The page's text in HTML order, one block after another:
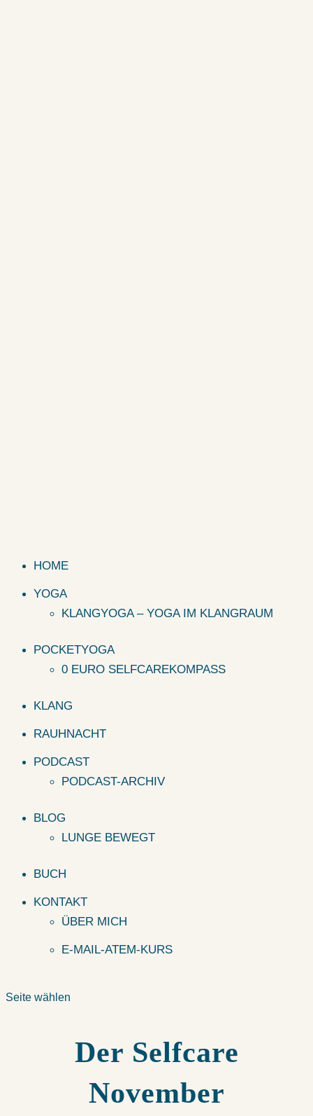
HOME
YOGA
KLANGYOGA – YOGA IM KLANGRAUM
POCKETYOGA
0 EURO SELFCAREKOMPASS
KLANG
RAUHNACHT
PODCAST
PODCAST-ARCHIV
BLOG
LUNGE BEWEGT
BUCH
KONTAKT
ÜBER MICH
E-MAIL-ATEM-KURS
Seite wählen
Der Selfcare
November